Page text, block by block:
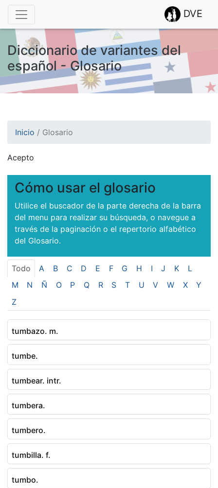
DVE
Diccionario de variantes del
español - Glosario
Inicio / Glosario
Acepto
Esto nos ayuda a recolectar estadísticas de las visitas.
Cómo usar el glosario
Utilice el buscador de la parte derecha de la barra
del menu para realizar su búsqueda, o navegue a
través de la paginación o el repertorio alfabético
del Glosario.
Todo A B C D E F G H I J K
L
M
N Ñ O P Q R S T U V W X
Y
Z
tumbazo. m.
tumbe.
tumbear. intr.
tumbera.
tumbero.
tumbilla. f.
tumbo.